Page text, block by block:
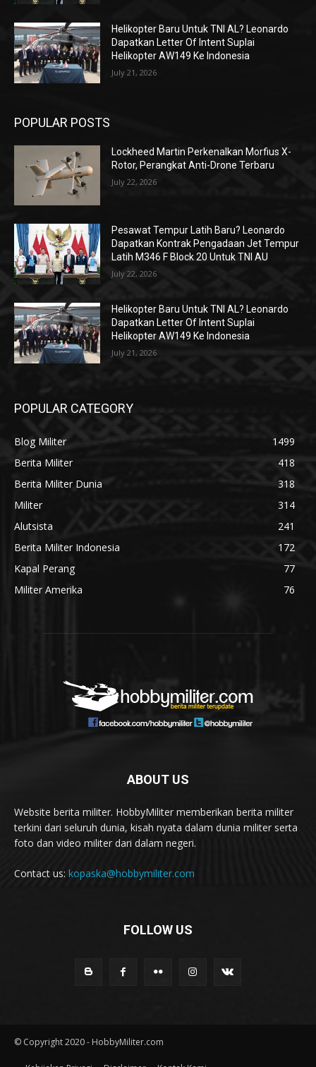
Helikopter Baru Untuk TNI AL? Leonardo
Dapatkan Letter Of Intent Suplai
Helikopter AW149 Ke Indonesia
July 21, 2026
POPULAR POSTS
Lockheed Martin Perkenalkan Morfius X-
Rotor, Perangkat Anti-Drone Terbaru
July 22, 2026
Pesawat Tempur Latih Baru? Leonardo
Dapatkan Kontrak Pengadaan Jet Tempur
Latih M346 F Block 20 Untuk TNI AU
July 22, 2026
Helikopter Baru Untuk TNI AL? Leonardo
Dapatkan Letter Of Intent Suplai
Helikopter AW149 Ke Indonesia
July 21, 2026
POPULAR CATEGORY
Blog Militer
1499
Berita Militer
418
Berita Militer Dunia
318
Militer
314
Alutsista
241
Berita Militer Indonesia
172
Kapal Perang
77
Militer Amerika
76
ABOUT US
Website berita militer. HobbyMiliter memberikan berita militer
terkini dari seluruh dunia, kisah nyata dalam dunia militer serta
foto dan video militer dari dalam negeri.
Contact us: kopaska@hobbymiliter.com
FOLLOW US
© Copyright 2020 - HobbyMiliter.com